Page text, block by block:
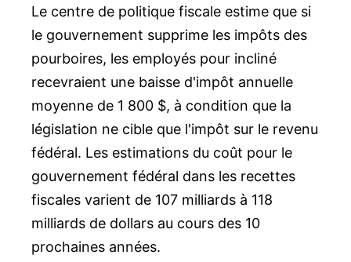
Le centre de politique fiscale estime que si
le gouvernement supprime les impôts des
pourboires, les employés pour incliné
recevraient une baisse d'impôt annuelle
moyenne de 1 800 $, à condition que la
législation ne cible que l'impôt sur le revenu
fédéral. Les estimations du coût pour le
gouvernement fédéral dans les recettes
fiscales varient de 107 milliards à 118
milliards de dollars au cours des 10
prochaines années.